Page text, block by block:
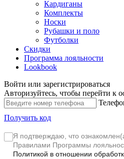
Кардиганы
Комплекты
Носки
Рубашки и поло
Футболки
Скидки
Программа лояльности
Lookbook
Войти или зарегистрироваться
Авторизуйтесь, чтобы перейти к
Получить код
Я подтверждаю, что
Правилами Программы
Политикой в отношении